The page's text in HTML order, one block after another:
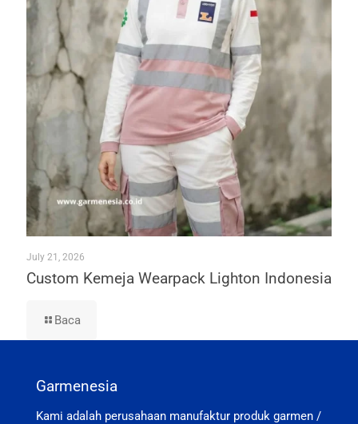
July 21, 2026
Custom Kemeja Wearpack Lighton Indonesia
Baca
Garmenesia
Kami adalah perusahaan manufaktur produk garmen /